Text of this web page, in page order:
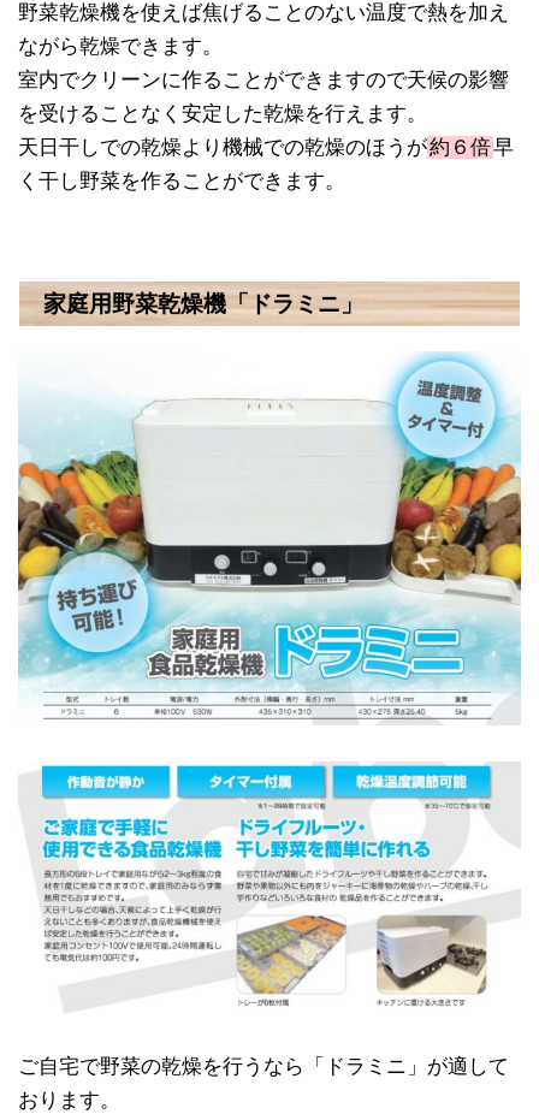
野菜乾燥機を使えば焦げることのない温度で熱を加え
ながら乾燥できます。
室内でクリーンに作ることができますので天候の影響
を受けることなく安定した乾燥を行えます。
天日干しでの乾燥より機械での乾燥のほうが約６倍早
く干し野菜を作ることができます。
家庭用野菜乾燥機「ドラミニ」
ご自宅で野菜の乾燥を行うなら「ドラミニ」が適して
おります。